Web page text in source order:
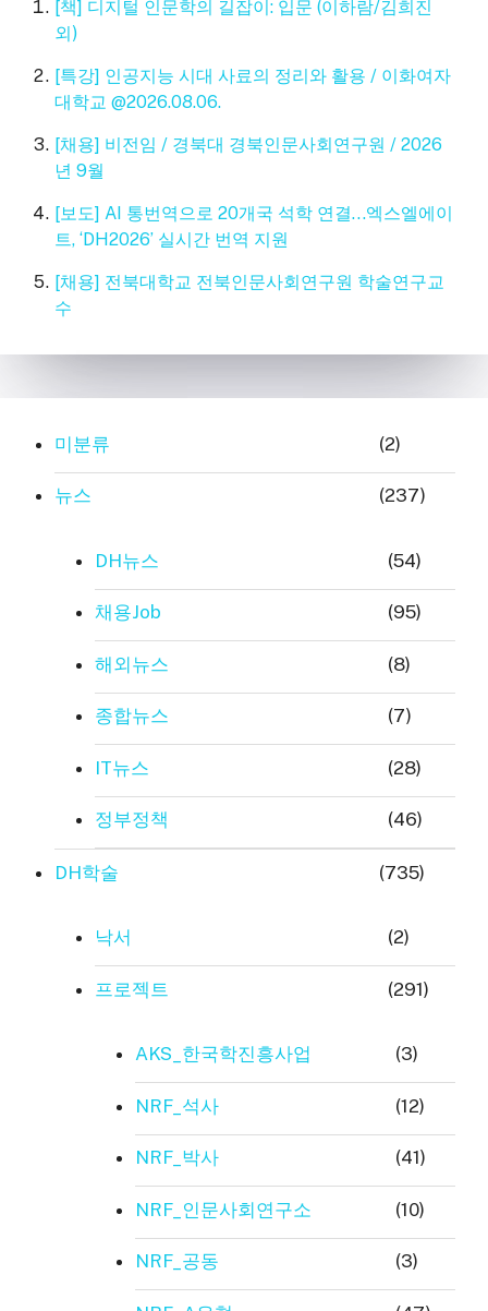
[책] 디지털 인문학의 길잡이: 입문 (이하람/김희진
외)
[특강] 인공지능 시대 사료의 정리와 활용 / 이화여자
대학교 @2026.08.06.
[채용] 비전임 / 경북대 경북인문사회연구원 / 2026
년 9월
[보도] AI 통번역으로 20개국 석학 연결…엑스엘에이
트, ‘DH2026’ 실시간 번역 지원
[채용] 전북대학교 전북인문사회연구원 학술연구교
수
미분류 (2)
뉴스 (237)
DH뉴스 (54)
채용Job (95)
해외뉴스 (8)
종합뉴스 (7)
IT뉴스 (28)
정부정책 (46)
DH학술 (735)
낙서 (2)
프로젝트 (291)
AKS_한국학진흥사업 (3)
NRF_석사 (12)
NRF_박사 (41)
NRF_인문사회연구소 (10)
NRF_공동 (3)